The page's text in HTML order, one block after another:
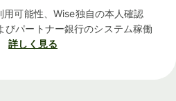
可能性、Wise独自の本人確認
びパートナー銀行のシステム稼働
詳しく見る